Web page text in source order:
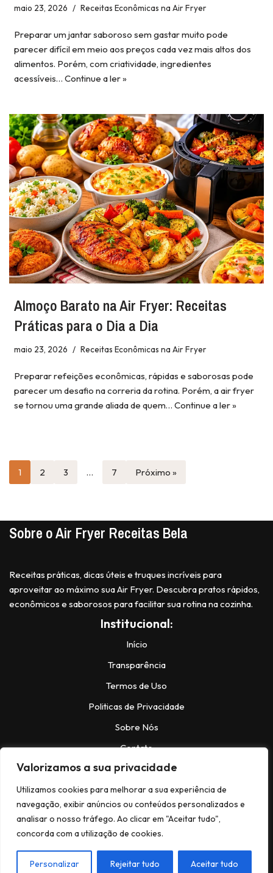
Valorizamos a sua privacidade
Utilizamos cookies para melhorar a sua experiência de
navegação, exibir anúncios ou conteúdos personalizados e
analisar o nosso tráfego. Ao clicar em "Aceitar tudo",
concorda com a utilização de cookies.
Personalizar Rejeitar tudo Aceitar tudo
maio 23, 2026 Receitas Econômicas na Air Fryer
Preparar um jantar saboroso sem gastar muito pode
parecer difícil em meio aos preços cada vez mais altos dos
alimentos. Porém, com criatividade, ingredientes
acessíveis… Continue a ler »
Almoço Barato na Air Fryer: Receitas
Práticas para o Dia a Dia
maio 23, 2026 Receitas Econômicas na Air Fryer
Preparar refeições econômicas, rápidas e saborosas pode
parecer um desafio na correria da rotina. Porém, a air fryer
se tornou uma grande aliada de quem… Continue a ler »
1 2 3 … 7 Próximo »
Sobre o Air Fryer Receitas Bela
Receitas práticas, dicas úteis e truques incríveis para
aproveitar ao máximo sua Air Fryer. Descubra pratos rápidos,
econômicos e saborosos para facilitar sua rotina na cozinha.
Institucional:
Início
Transparência
Termos de Uso
Politicas de Privacidade
Sobre Nós
Contato
Contatos:
@https://www.instagram.com/bela.receitas_/
facebook.com/NeveNews
© Copyright 2024,Todos os Direitos